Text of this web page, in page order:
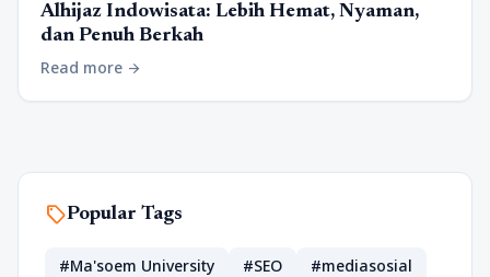
Alhijaz Indowisata: Lebih Hemat, Nyaman,
dan Penuh Berkah
Read more arrow_forward
sellPopular Tags
#Ma'soem University #SEO
#mediasosial